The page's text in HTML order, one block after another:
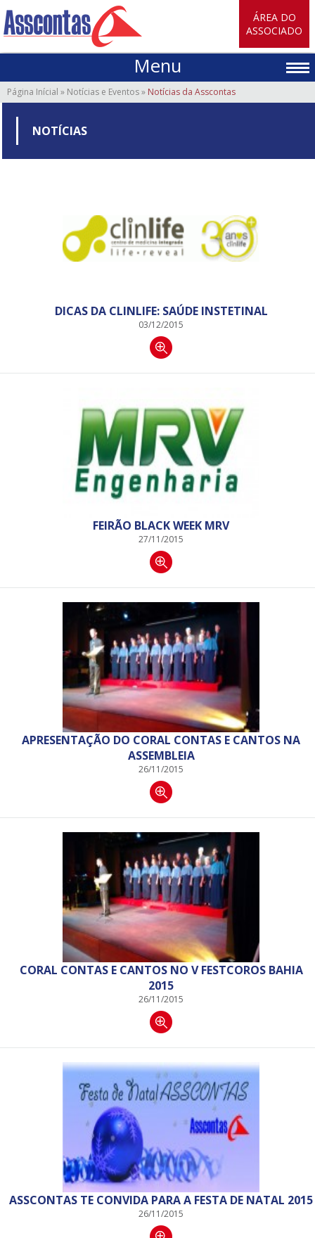
Menu
ÁREA DO
ASSOCIADO
Página Inícial » Notícias e Eventos» Notícias da Asscontas
NOTÍCIAS
DICAS DA CLINLIFE: SAÚDE INSTETINAL
03/12/2015
FEIRÃO BLACK WEEK MRV
27/11/2015
APRESENTAÇÃO DO CORAL CONTAS E CANTOS NA
ASSEMBLEIA
26/11/2015
CORAL CONTAS E CANTOS NO V FESTCOROS BAHIA
2015
26/11/2015
ASSCONTAS TE CONVIDA PARA A FESTA DE NATAL 2015
26/11/2015